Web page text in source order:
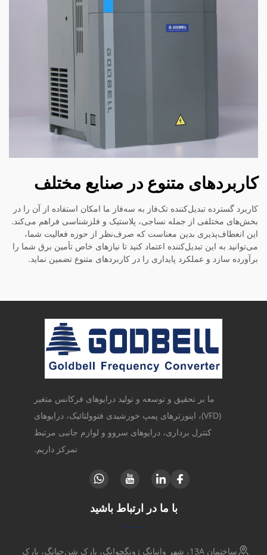
کاربردهای متنوع در صنایع مختلف
کاربرد گسترده تبدیل‌کننده تک‌فاز به سه‌فاز ما امکان استفاده از آن را در
بخش‌های مختلفی از جمله نساجی، پلاستیک و فلزشناسی فراهم می‌کند.
این انعطاف‌پذیری بدین معناست که صرف‌نظر از حوزه فعالیت شما،
می‌توانید به این تبدیل‌کننده اعتماد کنید تا نیازهای خاص تأمین برق شما را
برآورده سازد و عملکرد پایداری را در کاربردهای متنوع تضمین نماید.
ما بر تحقیق و توسعه و تولید درایوهای فرکانس متغیر
(VFD)، اینورترهای پمپ خورشیدی فتوولتائیک، درایوهای
کنترل برداری، درایوهای سروو و لوازم جانبی مرتبط
تمرکز داریم.
با ما در ارتباط باشید
ساختمان 13A، شهر وانیانگ ژونگچوانگ، پارک شن‌جیانگ، پارک